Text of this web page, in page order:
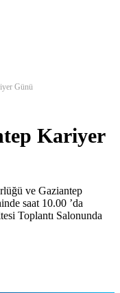
Günü
Kariyer
ve Gaziantep
saat 10.00 ’da
Toplantı Salonunda